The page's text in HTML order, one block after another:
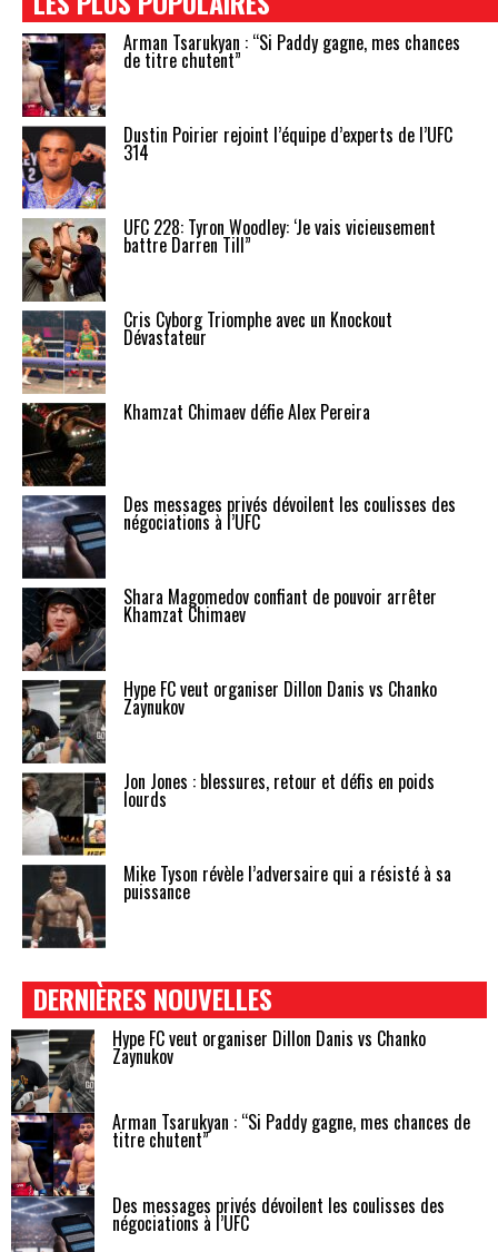
Arman Tsarukyan : “Si Paddy gagne, mes chances
de titre chutent”
Dustin Poirier rejoint l’équipe d’experts de l’UFC
314
UFC 228: Tyron Woodley: ‘Je vais vicieusement
battre Darren Till”
Cris Cyborg Triomphe avec un Knockout
Dévastateur
Khamzat Chimaev défie Alex Pereira
Des messages privés dévoilent les coulisses des
négociations à l’UFC
Shara Magomedov confiant de pouvoir arrêter
Khamzat Chimaev
Hype FC veut organiser Dillon Danis vs Chanko
Zaynukov
Jon Jones : blessures, retour et défis en poids
lourds
Mike Tyson révèle l’adversaire qui a résisté à sa
puissance
DERNIÈRES NOUVELLES
Hype FC veut organiser Dillon Danis vs Chanko
Zaynukov
Arman Tsarukyan : “Si Paddy gagne, mes chances de
titre chutent”
Des messages privés dévoilent les coulisses des
négociations à l’UFC